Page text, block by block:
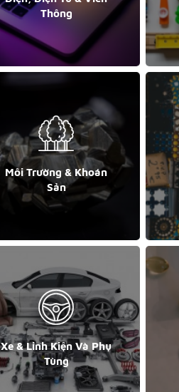
Thông
Môi Trường & Khoán
Sản
Xe & Linh Kiện Và Phụ
Tùng